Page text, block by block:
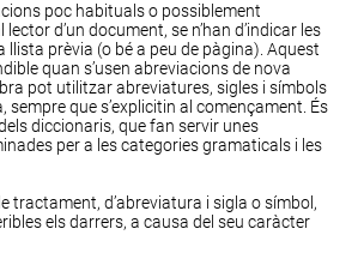
poc habituals o possiblement
d’un document, se n’han d’indicar les
llista prèvia (o bé a peu de pàgina). Aquest
quan s’usen abreviacions de nova
pot utilitzar abreviatures, sigles i símbols
sempre que s’explicitin al començament. És
diccionaris, que fan servir unes
per a les categories gramaticals i les
tractament, d’abreviatura i sigla o símbol,
els darrers, a causa del seu caràcter